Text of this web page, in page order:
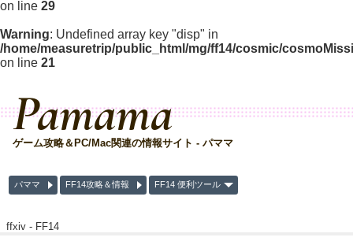
on line 29
Warning: Undefined array key "disp" in
/home/measuretrip/public_html/mg/ff14/cosmic/
on line 21
Pamama
ゲーム攻略＆PC/Mac関連の情報サイト - パママ
パママ FF14攻略＆情報 FF14 便利ツール
ffxiv - FF14